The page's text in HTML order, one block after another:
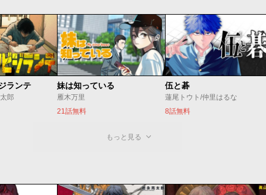
ランテ
郎
妹は知っている
雁木万里
21話無料
伍と碁
蓮尾トウト/仲里はるな
8話無料
もっと見る